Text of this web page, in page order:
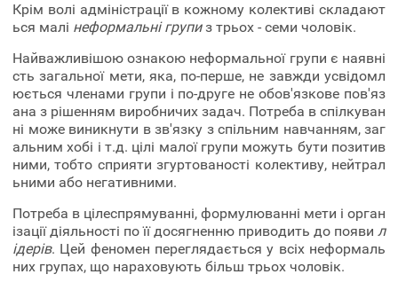
Крім волі адміністрації в кожному колективі складают
ься малі неформальні групи з трьох - семи чоловік.
Найважливішою ознакою неформальної групи є наявні
сть загальної мети, яка, по-перше, не завжди усвідомл
юється членами групи і по-друге не обов'язкове пов'яз
ана з рішенням виробничих задач. Потреба в спілкуван
ні може виникнути в зв'язку з спільним навчанням, заг
альним хобі і т.д. цілі малої групи можуть бути позитив
ними, тобто сприяти згуртованості колективу, нейтрал
ьними або негативними.
Потреба в цілеспрямуванні, формулюванні мети і орган
ізації діяльності по її досягненню приводить до появи л
ідерів. Цей феномен переглядається у всіх неформаль
них групах, що нараховують більш трьох чоловік.